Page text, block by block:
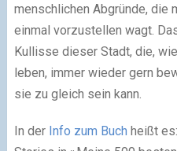
menschlichen Abgründe, die
einmal vorzustellen wagt.
Kullisse dieser Stadt, die,
leben, immer wieder gern
sie zu gleich sein kann.
In derInfo zum Buch heißt